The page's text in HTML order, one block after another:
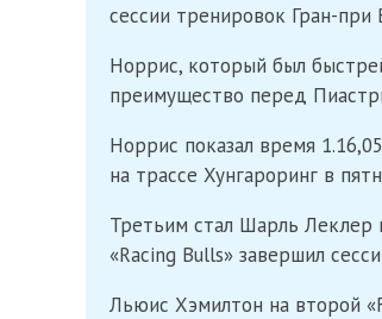
сессии тренировок Гран-
Норрис, который был
преимущество перед
Норрис показал время
на трассе Хунгароринг в
Третьим стал Шарль Леклер
«Racing Bulls» завершил
Льюис Хэмилтон на второй